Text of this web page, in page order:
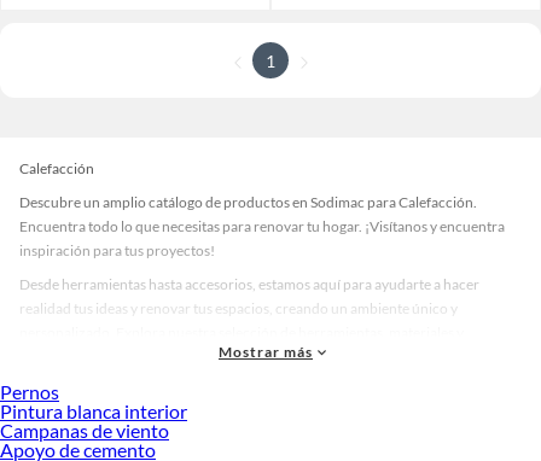
1
Calefacción
Descubre un amplio catálogo de productos en Sodimac para Calefacción.
Encuentra todo lo que necesitas para renovar tu hogar. ¡Visítanos y encuentra
inspiración para tus proyectos!
Desde herramientas hasta accesorios, estamos aquí para ayudarte a hacer
realidad tus ideas y renovar tus espacios, creando un ambiente único y
accesorios de calidad que te ayudarán a crear un espacio más tú.
Desde remodelaciones hasta proyectos de decoración, estamos aquí para hacer
tus ideas realidad. ¡Visítanos y encuentra todo lo que tenemos para ofrecerte en
Calefacción!
Mostrar más
Pernos
Pintura blanca interior
Campanas de viento
Apoyo de cemento